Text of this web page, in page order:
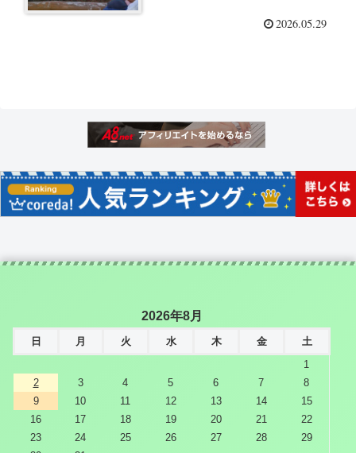
2026.05.29
2026年8月
日 月 火 水 木 金
土
1
2
3 4 5 6 7
8
9
10 11 12 13 14
15
16
17 18 19 20 21
22
23
24 25 26 27 28
29